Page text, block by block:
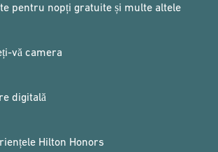
pentru nopți gratuite și multe altele
vă camera
digitală
Hilton Honors